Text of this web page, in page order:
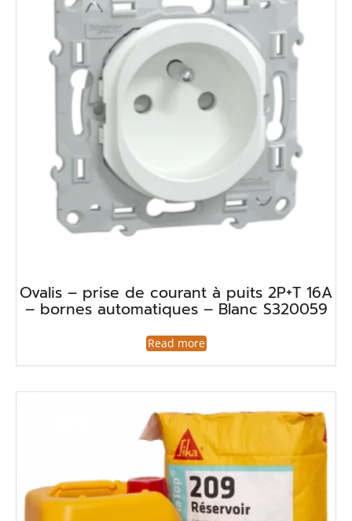
Ovalis – prise de courant à puits 2P+T 16A
– bornes automatiques – Blanc S320059
Read more